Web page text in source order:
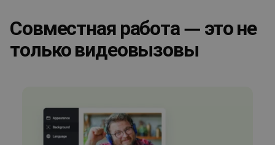
Совместная работа — это не
только видеовызовы